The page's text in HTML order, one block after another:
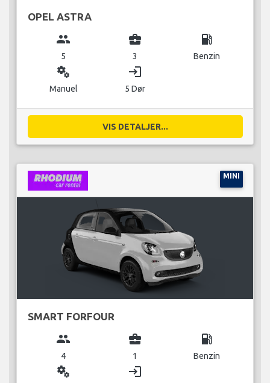
OPEL ASTRA
group
5
business_center
3
local_gas_station
Benzin
miscellaneous_services
Manuel
login
5 Dør
VIS DETALJER...
MINI
SMART FORFOUR
group
4
business_center
1
local_gas_station
Benzin
miscellaneous_services login